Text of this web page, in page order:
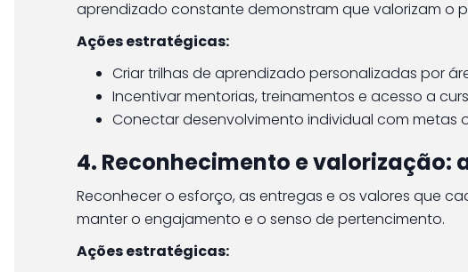
aprendizado constante demonstram que valorizam o
Ações estratégicas:
Criar trilhas de aprendizado personalizadas por
Incentivar mentorias, treinamentos e acesso a
Conectar desenvolvimento individual com metas
4. Reconhecimento e valorização:
Reconhecer o esforço, as entregas e os valores que
manter o engajamento e o senso de pertencimento.
Ações estratégicas: